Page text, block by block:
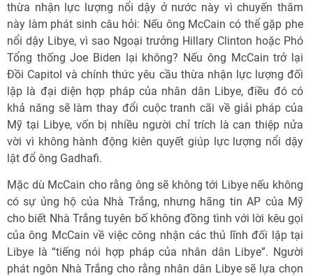
thừa nhận lực lượng nổi dậy ở nước này vì chuyến thăm
này làm phát sinh câu hỏi: Nếu ông McCain có thể gặp phe
nổi dậy Libye, vì sao Ngoại trưởng Hillary Clinton hoặc Phó
Tổng thống Joe Biden lại không? Nếu ông McCain trở lại
Đồi Capitol và chính thức yêu cầu thừa nhận lực lượng đối
lập là đại diện hợp pháp của nhân dân Libye, điều đó có
khả năng sẽ làm thay đổi cuộc tranh cãi về giải pháp của
Mỹ tại Libye, vốn bị nhiều người chỉ trích là can thiệp nửa
vời vì không hành động kiên quyết giúp lực lượng nổi dậy
lật đổ ông Gadhafi.
Mặc dù McCain cho rằng ông sẽ không tới Libye nếu không
có sự ủng hộ của Nhà Trắng, nhưng hãng tin AP của Mỹ
cho biết Nhà Trắng tuyên bố không đồng tình với lời kêu gọi
của ông McCain về việc công nhận các thủ lĩnh đối lập tại
Libye là “tiếng nói hợp pháp của nhân dân Libye”. Người
phát ngôn Nhà Trắng cho rằng nhân dân Libye sẽ lựa chọn